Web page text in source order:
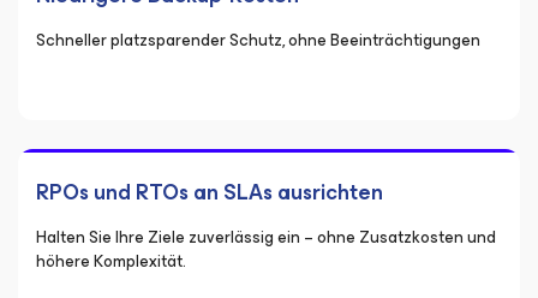
Schneller platzsparender Schutz, ohne Beeinträchtigungen
RPOs und RTOs an SLAs ausrichten
Halten Sie Ihre Ziele zuverlässig ein – ohne Zusatzkosten und
höhere Komplexität.